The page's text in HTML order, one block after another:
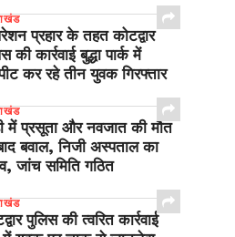
प्रहार के तहत कोटद्वार
की कार्रवाई बुद्धा पार्क में
कर रहे तीन युवक गिरफ्तार
में प्रसूता और नवजात की मौत
बवाल, निजी अस्पताल का
जांच समिति गठित
पुलिस की त्वरित कार्रवाई